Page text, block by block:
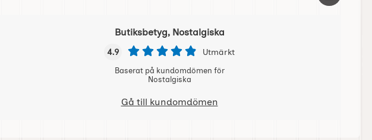
Butiksbetyg, Nostalgiska
4.9 Utmärkt
Baserat på kundomdömen för
Nostalgiska
Gå till kundomdömen